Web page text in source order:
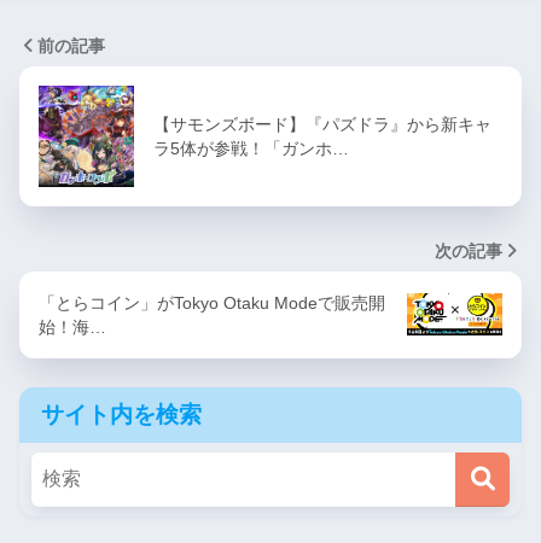
前の記事
【サモンズボード】『パズドラ』から新キャ
ラ5体が参戦！「ガンホ…
次の記事
「とらコイン」がTokyo Otaku Modeで販売開
始！海…
サイト内を検索